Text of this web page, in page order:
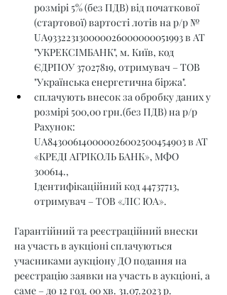
розмірі 5% (без ПДВ) від початкової
(стартової) вартості лотів на р/р №
UA933223130000026000000051993 в АТ
"УКРЕКСІМБАНК", м. Київ, код
ЄДРПОУ 37027819, отримувач – ТОВ
"Українська енергетична біржа".
сплачують внесок за обробку даних у
розмірі 500,00 грн.(без ПДВ) на р/р
Рахунок:
UA843006140000026002500454903 в АТ
«КРЕДІ АГРІКОЛЬ БАНК», МФО
300614.,
Ідентифікаційний код 44737713,
отримувач – ТОВ «ЛІС ЮА».
Гарантійний та реєстраційний внески
на участь в аукціоні сплачуються
учасниками аукціону ДО подання на
реєстрацію заявки на участь в аукціоні, а
саме – до 12 год. 00 хв. 31.07.2023 р.